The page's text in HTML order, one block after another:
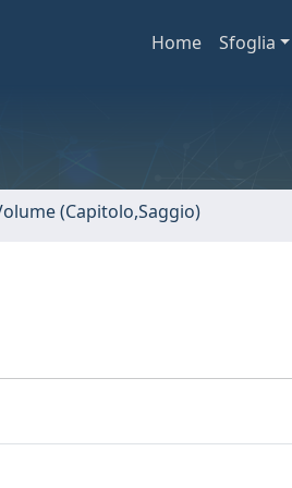
Home Sfoglia
(Capitolo,Saggio)